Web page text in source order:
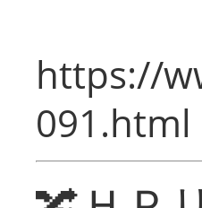
https://
091.html